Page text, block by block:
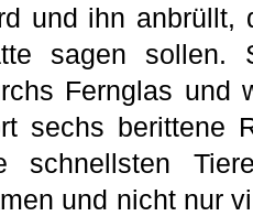
und ihn anbrüllt,
sagen sollen.
Fernglas und
sechs berittene
schnellsten
und nicht nur